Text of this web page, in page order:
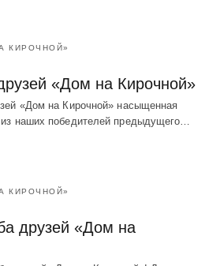
КИРОЧНОЙ»
«Дом на Кирочной»
«Дом на Кирочной» насыщенная
наших победителей предыдущего…
КИРОЧНОЙ»
друзей «Дом на